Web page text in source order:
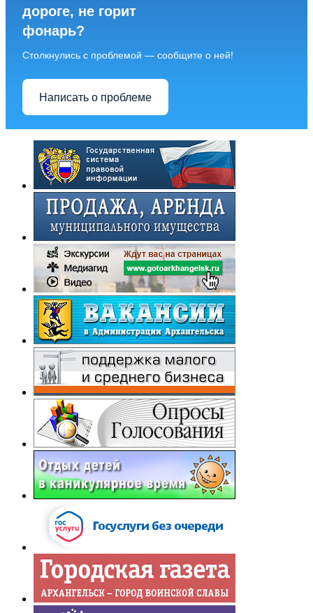
дороге, не горит
фонарь?
Столкнулись с проблемой — сообщите о ней!
Написать о проблеме